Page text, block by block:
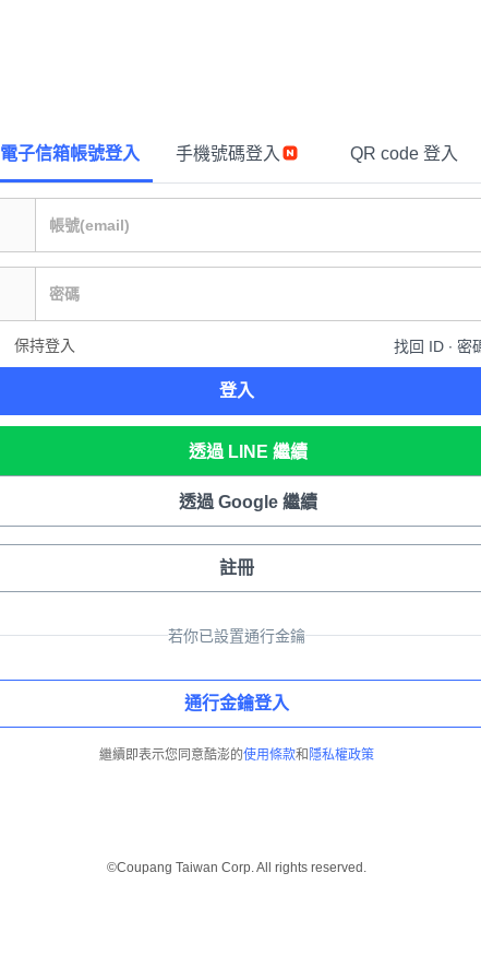
電子信箱帳號登入 手機號碼登入 QR code 登入
保持登入 找回 ID ∙ 密
登入
透過 LINE 繼續
透過 Google 繼續
註冊
若你已設置通行金鑰
通行金鑰登入
繼續即表示您同意酷澎的使用條款和 隱私權政策
©Coupang Taiwan Corp. All rights reserved.